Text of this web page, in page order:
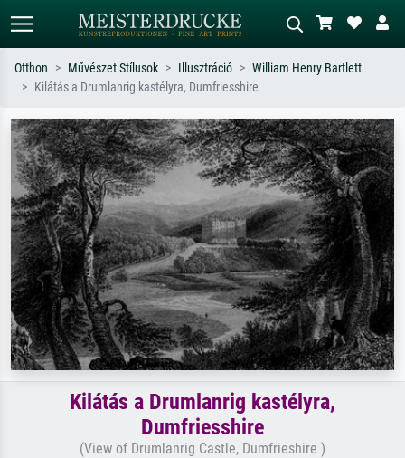
Keressen művész, műcím vagy stílus
szerint – pl. Monet, Csillagos éj,
impresszionizmus, Hokusai-hullám,
akt.
Írja le a jelenetet – pl. zöld rét, sok
piros absztrakt, sötét olajkép, álló akt
egy fa mellett.
Otthon Művészet Stílusok Illusztráció
William Henry Bartlett
Kilátás a Drumlanrig kastélyra, Dumfriesshire
Kilátás a Drumlanrig kastélyra,
Dumfriesshire
(View of Drumlanrig Castle, Dumfrieshire )